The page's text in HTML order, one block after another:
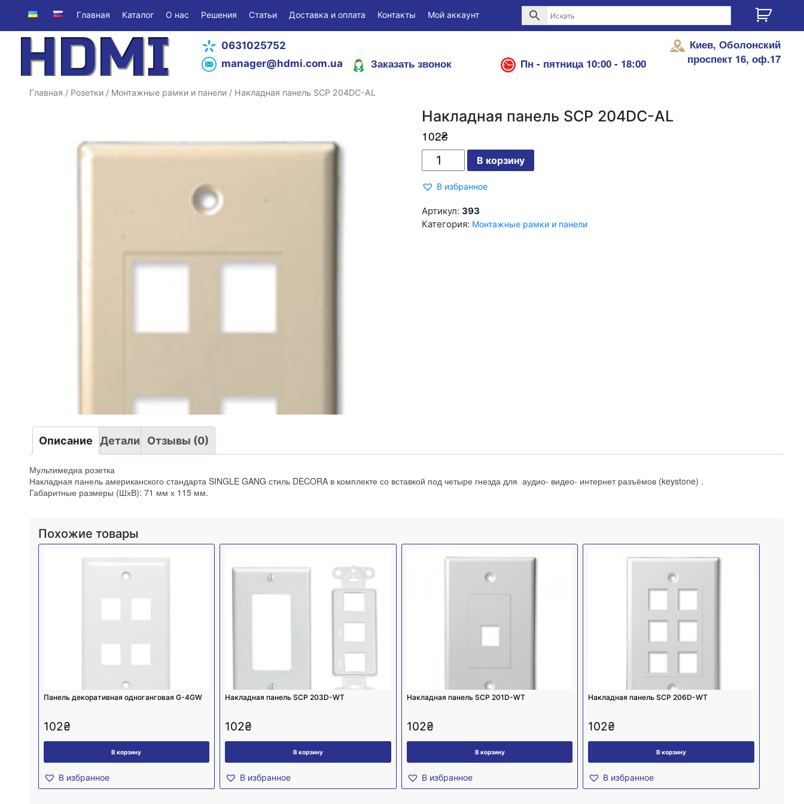
Главная Каталог О нас Решения Статьи Доставка и оплата Контакты Мой аккаунт
0631025752
manager@hdmi.com.ua
Заказать звонок Пн - пятница 10:00 - 18:00
Киев, Оболонский
проспект 16, оф.17
Главная / Розетки/ Монтажные рамки и панели/ Накладная панель SCP 204DC-AL
Накладная панель SCP 204DC-AL
102₴
панель
204DC-
В корзину
В избранное
Артикул: 393
Категория: Монтажные рамки и панели
Описание Детали Отзывы (0)
Мультимедиа розетка
Накладная панель американского стандарта SINGLE GANG стиль DECORA в комплекте со вставкой под четыре гнезда для аудио- видео- интернет разъёмов (keystone) .
Габаритные размеры (ШхВ): 71 мм х 115 мм.
Похожие товары
Панель декоративная одноганговая G-4GW
102₴
В корзину
В избранное
Накладная панель SCP 203D-WT
102₴
В корзину
В избранное
Накладная панель SCP 201D-WT
102₴
В корзину
В избранное
Накладная панель SCP 206D-WT
102₴
В корзину
В избранное